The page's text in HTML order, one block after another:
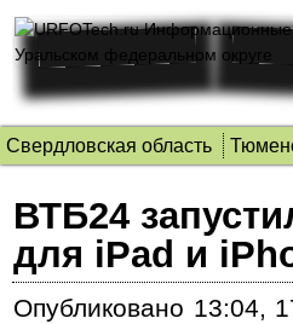
Свердловская область
ВТБ24
для iPad и
Опубликовано 13:04,